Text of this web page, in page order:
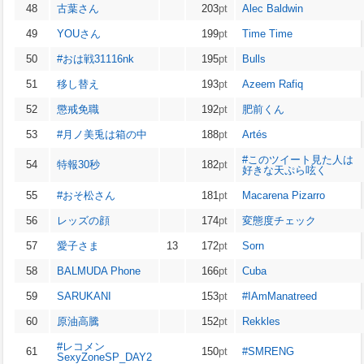
48 古葉さん 203pt Alec Baldwin
49 YOUさん 199pt Time Time
50 #おは戦31116nk 195pt Bulls
51 移し替え 193pt Azeem Rafiq
52 懲戒免職 192pt 肥前くん
53 #月ノ美兎は箱の中 188pt Artés
54 特報30秒 182pt
#このツイート見た人は
好きな天ぷら呟く
55 #おそ松さん 181 pt Macarena Pizarro
56 レッズの顔 174pt 変態度チェック
57 愛子さま 13 172pt Sorn
58 BALMUDA Phone 166pt Cuba
59 SARUKANI 153pt #IAmManatreed
60 原油高騰 152pt Rekkles
61
#レコメン
SexyZoneSP_DAY2
150pt #SMRENG